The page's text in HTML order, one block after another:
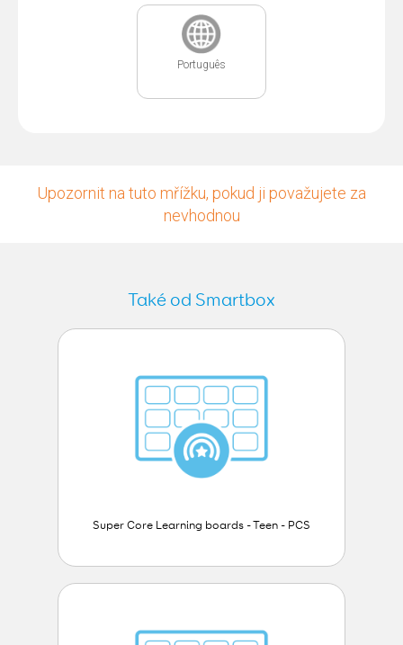
Português
Upozornit na tuto mřížku, pokud ji považujete za
nevhodnou
Také od Smartbox
Super Core Learning boards - Teen - PCS